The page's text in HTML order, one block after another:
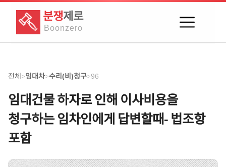
분쟁제로
Boonzero
전체>임대차>수리(비)청구>96
임대건물 하자로 인해 이사비용을
청구하는 임차인에게 답변할때- 법조항
포함